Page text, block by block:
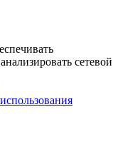
сетевой